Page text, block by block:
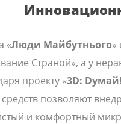
«Люди Майбутнього»
Страной», а у
проекту «3D:
позволяют
и комфортный